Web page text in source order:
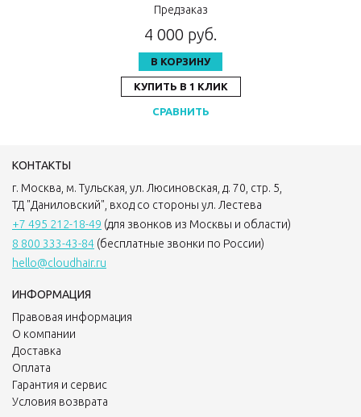
Предзаказ
4 000 руб.
В КОРЗИНУ
КУПИТЬ В 1 КЛИК
СРАВНИТЬ
КОНТАКТЫ
г. Москва, м. Тульская, ул. Люсиновская, д. 70, стр. 5,
ТД "Даниловский", вход со стороны ул. Лестева
+7 495 212-18-49 (для звонков из Москвы и области)
8 800 333-43-84 (бесплатные звонки по России)
hello@cloudhair.ru
ИНФОРМАЦИЯ
Правовая информация
О компании
Доставка
Оплата
Гарантия и сервис
Условия возврата